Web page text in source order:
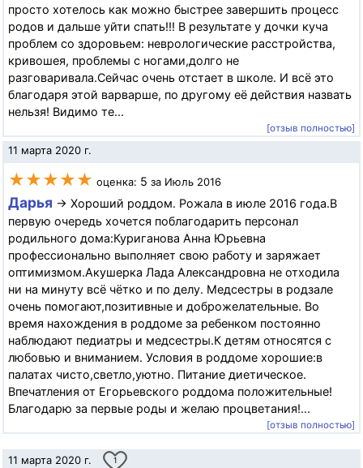
просто хотелось как можно быстрее завершить процесс
родов и дальше уйти спать!!! В результате у дочки куча
проблем со здоровьем: неврологические расстройства,
кривошея, проблемы с ногами,долго не
разговаривала.Сейчас очень отстает в школе. И всё это
благодаря этой варварше, по другому её действия назвать
нельзя! Видимо те...
[отзыв полностью]
11 марта 2020 г.
★★★★★ оценка: 5 за Июль 2016
Дарья → Хороший роддом. Рожала в июле 2016 года.В
первую очередь хочется поблагодарить персонал
родильного дома:Куриганова Анна Юрьевна
профессионально выполняет свою работу и заряжает
оптимизмом.Акушерка Лада Александровна не отходила
ни на минуту всё чётко и по делу. Медсестры в родзале
очень помогают,позитивные и доброжелательные. Во
время нахождения в роддоме за ребенком постоянно
наблюдают педиатры и медсестры.К детям относятся с
любовью и вниманием. Условия в роддоме хорошие:в
палатах чисто,светло,уютно. Питание диетическое.
Впечатления от Егорьевского роддома положительные!
Благодарю за первые роды и желаю процветания!...
[отзыв полностью]
11 марта 2020 г. 1